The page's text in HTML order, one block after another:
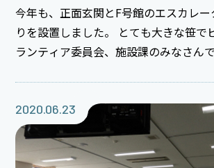
今年も、正面玄関とF号館のエスカレ
りを設置しました。 とても大きな笹でビックリ！！ ボ
ランティア委員会、施設課のみなさん
ᵕ ` *)⁾⁾
2020.06.23